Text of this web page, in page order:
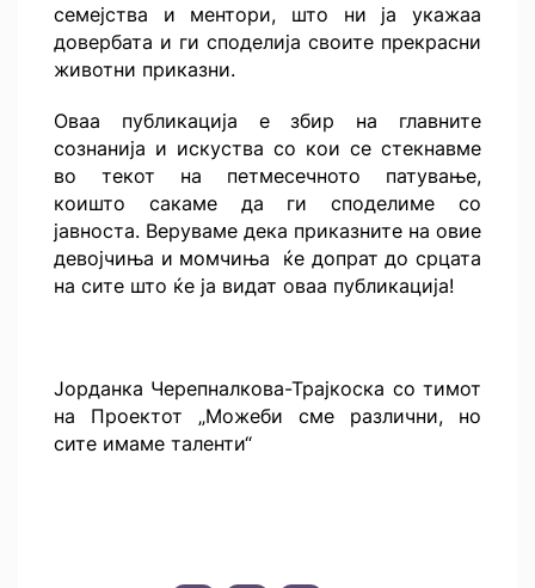
семејства и ментори, што ни ја укажаа
довербата и ги споделија своите прекрасни
животни приказни.
Оваа публикација е збир на главните
сознанија и искуства со кои се стекнавме
во текот на петмесечното патување,
коишто сакаме да ги споделиме со
јавноста. Веруваме дека приказните на овие
девојчиња и момчиња ќе допрат до срцата
на сите што ќе ја видат оваа публикација!
Јорданка Черепналкова-Трајкоска со тимот
на Проектот „Можеби сме различни, но
сите имаме таленти“